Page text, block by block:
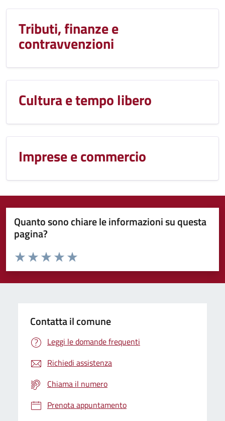
Tributi, finanze e
contravvenzioni
Cultura e tempo libero
Imprese e commercio
Quanto sono chiare le informazioni su questa
pagina?
Domanda
Valuta da 1 a 5 stelle la pagina
Valuta 5 stelle su 5
Valuta 4 stelle su 5
Valuta 3 stelle su 5
Valuta 2 stelle su 5
Valuta 1 stelle su 5
Contatta il comune
Leggi le domande frequenti
Richiedi assistenza
Chiama il numero
Prenota appuntamento